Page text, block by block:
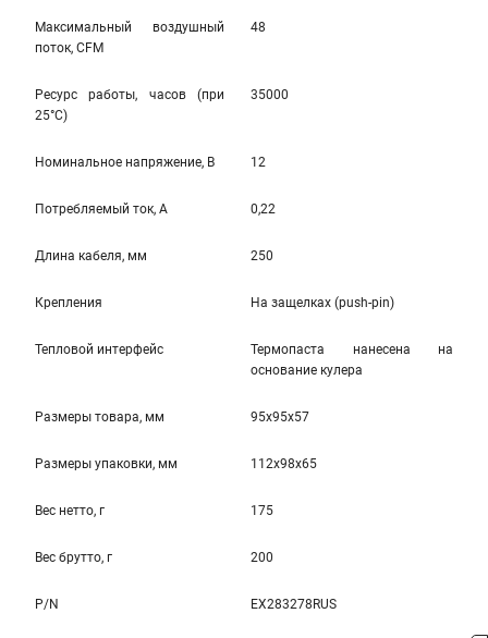
Максимальный воздушный
поток, CFM
48
Ресурс работы, часов (при
25°C)
35000
Номинальное напряжение, В 12
Потребляемый ток, А 0,22
Длина кабеля, мм 250
Крепления На защелкаx (push-pin)
Тепловой интерфейс
Термопаста нанесена на
основание кулера
Размеры товара, мм 95x95x57
Размеры упаковки, мм 112x98x65
Вес нетто, г 175
Вес брутто, г 200
P/N EX283278RUS